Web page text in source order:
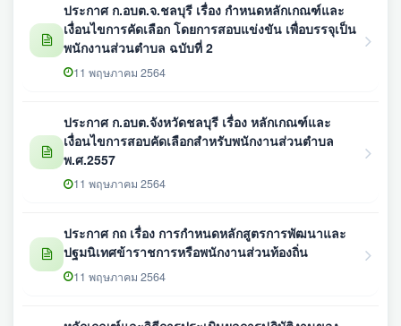
ประกาศ ก.อบต.จ.ชลบุรี เรื่อง กำหนดหลักเกณฑ์และ
เงื่อนไขการคัดเลือก โดยการสอบแข่งขัน เพื่อบรรจุเป็น
พนักงานส่วนตำบล ฉบับที่ 2
11 พฤษภาคม 2564
ประกาศ ก.อบต.จังหวัดชลบุรี เรื่อง หลักเกณฑ์และ
เงื่อนไขการสอบคัดเลือกสำหรับพนักงานส่วนตำบล
พ.ศ.2557
11 พฤษภาคม 2564
ประกาศ กถ เรื่อง การกำหนดหลักสูตรการพัฒนาและ
ปฐมนิเทศข้าราชการหรือพนักงานส่วนท้องถิ่น
11 พฤษภาคม 2564